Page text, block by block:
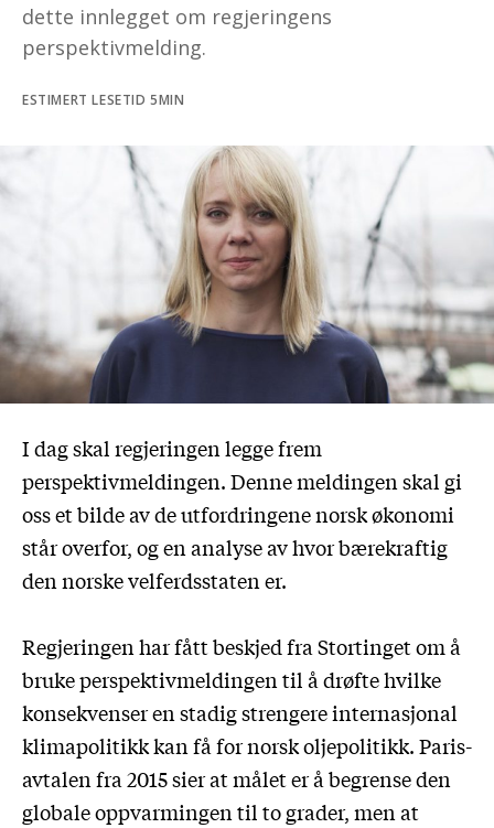
dette innlegget om regjeringens
perspektivmelding.
ESTIMERT LESETID 5MIN
I dag skal regjeringen legge frem
perspektivmeldingen. Denne meldingen skal gi
oss et bilde av de utfordringene norsk økonomi
står overfor, og en analyse av hvor bærekraftig
den norske velferdsstaten er.
Regjeringen har fått beskjed fra Stortinget om å
bruke perspektivmeldingen til å drøfte hvilke
konsekvenser en stadig strengere internasjonal
klimapolitikk kan få for norsk oljepolitikk. Paris-
avtalen fra 2015 sier at målet er å begrense den
globale oppvarmingen til to grader, men at